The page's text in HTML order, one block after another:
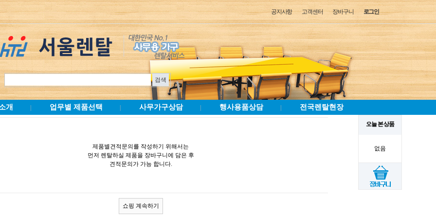
로그인
장바구니
고객센터
공지사항
개 업무별 제품선택 사무가구상담 행사용품상담 전국렌탈현장
오늘 본 상품
없음
제품별견적문의를 작성하기 위해서는
먼저 렌탈하실 제품을 장바구니에 담은 후
견적문의가 가능 합니다.
쇼핑 계속하기